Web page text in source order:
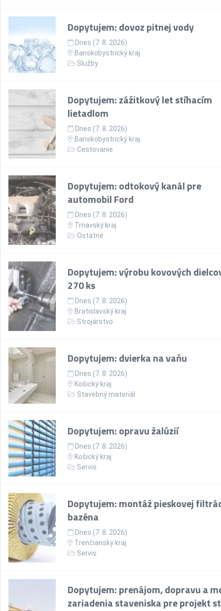
Dopytujem: dovoz pitnej vody
Dnes (7. 8. 2026)
Banskobystrický kraj
Služby
Dopytujem: zážitkový let stíhacím
lietadlom
Dnes (7. 8. 2026)
Banskobystrický kraj
Cestovanie
Dopytujem: odtokový kanál pre
automobil Ford
Dnes (7. 8. 2026)
Trnavský kraj
Ostatné
Dopytujem: výrobu kovových
270 ks
Dnes (7. 8. 2026)
Bratislavský kraj
Strojárstvo
Dopytujem: dvierka na vaňu
Dnes (7. 8. 2026)
Košický kraj
Stavebný materiál
Dopytujem: opravu žalúzií
Dnes (7. 8. 2026)
Košický kraj
Servis
Dopytujem: montáž pieskovej
bazéna
Dnes (7. 8. 2026)
Trenčiansky kraj
Servis
Dopytujem: prenájom, dopravu a
zariadenia staveniska pre projekt